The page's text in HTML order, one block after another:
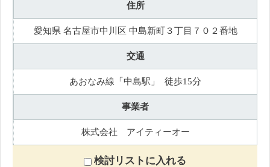
住所
愛知県 名古屋市中川区 中島新町３丁目７０２番地
交通
あおなみ線「中島駅」 徒歩15分
事業者
株式会社 アイティーオー
検討リストに入れる